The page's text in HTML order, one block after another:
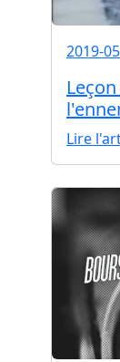
2019-
Lire